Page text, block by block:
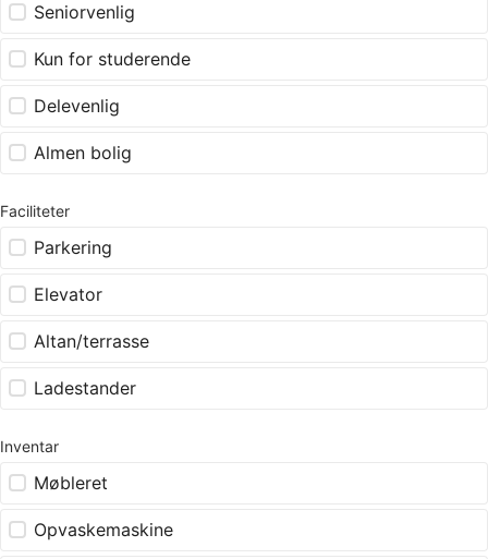
Seniorvenlig
Kun for studerende
Delevenlig
Almen bolig
Faciliteter
Parkering
Elevator
Altan/terrasse
Ladestander
Inventar
Møbleret
Opvaskemaskine